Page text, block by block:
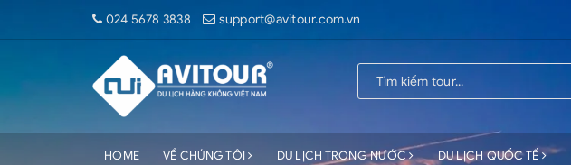
024 5678 3838 support@avitour.com.vn
HOME VỀ CHÚNG TÔI DU LỊCH TRONG NƯỚC DU LỊCH QUỐC TẾ